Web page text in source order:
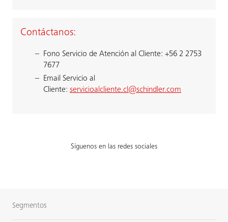
Contáctanos:
Fono Servicio de Atención al Cliente: +56 2 2753
7677
Email Servicio al
Cliente: servicioalcliente.cl@schindler.com
Síguenos en las redes sociales
Segmentos